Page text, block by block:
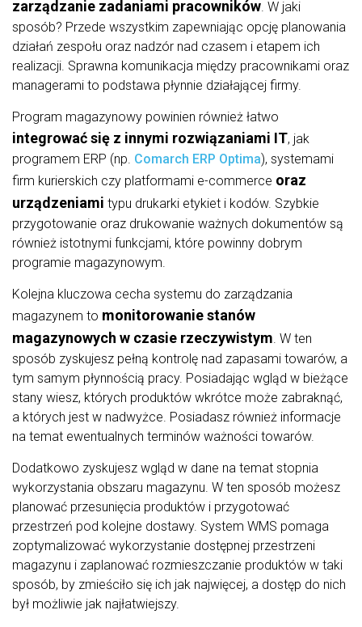
zarządzanie zadaniami pracowników. W jaki
sposób? Przede wszystkim zapewniając opcję planowania
działań zespołu oraz nadzór nad czasem i etapem ich
realizacji. Sprawna komunikacja między pracownikami oraz
managerami to podstawa płynnie działającej firmy.
Program magazynowy powinien również łatwo
integrować się z innymi rozwiązaniami IT, jak
programem ERP (np. Comarch ERP Optima), systemami
firm kurierskich czy platformami e-commerce oraz
urządzeniami typu drukarki etykiet i kodów. Szybkie
przygotowanie oraz drukowanie ważnych dokumentów są
również istotnymi funkcjami, które powinny dobrym
programie magazynowym.
Kolejna kluczowa cecha systemu do zarządzania
magazynem to monitorowanie stanów
magazynowych w czasie rzeczywistym. W ten
sposób zyskujesz pełną kontrolę nad zapasami towarów, a
tym samym płynnością pracy. Posiadając wgląd w bieżące
stany wiesz, których produktów wkrótce może zabraknąć,
a których jest w nadwyżce. Posiadasz również informacje
na temat ewentualnych terminów ważności towarów.
Dodatkowo zyskujesz wgląd w dane na temat stopnia
wykorzystania obszaru magazynu. W ten sposób możesz
planować przesunięcia produktów i przygotować
przestrzeń pod kolejne dostawy. System WMS pomaga
zoptymalizować wykorzystanie dostępnej przestrzeni
magazynu i zaplanować rozmieszczanie produktów w taki
sposób, by zmieściło się ich jak najwięcej, a dostęp do nich
był możliwie jak najłatwiejszy.